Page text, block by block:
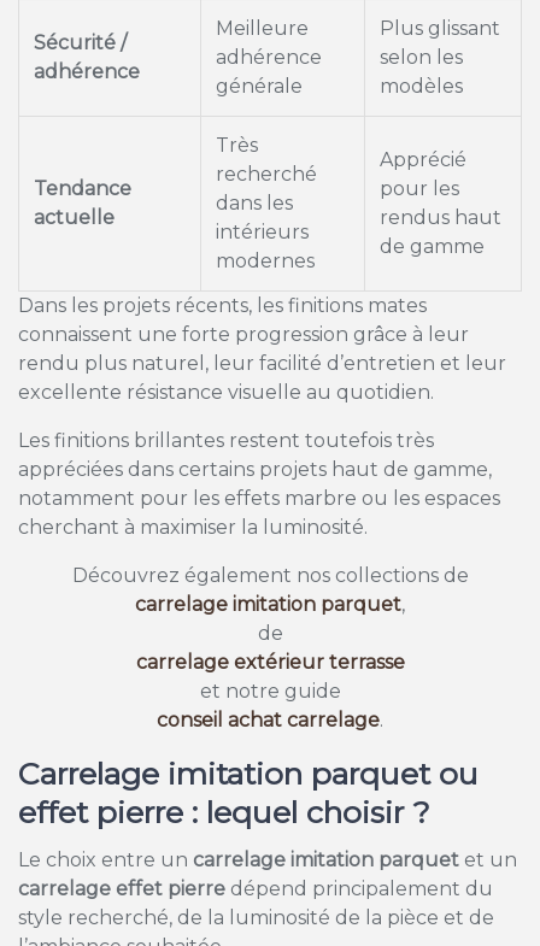
Sécurité /
adhérence
Meilleure
adhérence
générale
Plus glissant
selon les
modèles
Tendance
actuelle
Très
recherché
dans les
intérieurs
modernes
Apprécié
pour les
rendus haut
de gamme
Dans les projets récents, les finitions mates
connaissent une forte progression grâce à leur
rendu plus naturel, leur facilité d’entretien et leur
excellente résistance visuelle au quotidien.
Les finitions brillantes restent toutefois très
appréciées dans certains projets haut de gamme,
notamment pour les effets marbre ou les espaces
cherchant à maximiser la luminosité.
Découvrez également nos collections de
carrelage imitation parquet,
de
carrelage extérieur terrasse
et notre guide
conseil achat carrelage.
Carrelage imitation parquet ou
effet pierre : lequel choisir ?
Le choix entre un carrelage imitation parquet et un
carrelage effet pierre dépend principalement du
style recherché, de la luminosité de la pièce et de